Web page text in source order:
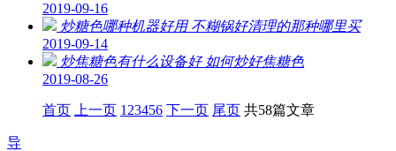
2019-09-16
炒糖色哪种机器好用 不糊锅好清理的那种哪里买
2019-09-14
炒焦糖色有什么设备好 如何炒好焦糖色
2019-08-26
首页 上一页 1 23456 下一页 尾页 共58篇文章
导